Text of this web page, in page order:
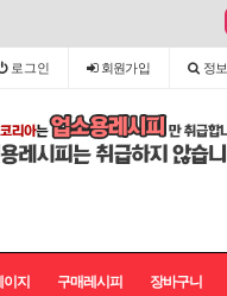
로그인 회원가입 정보
지 구매레시피 장바구니